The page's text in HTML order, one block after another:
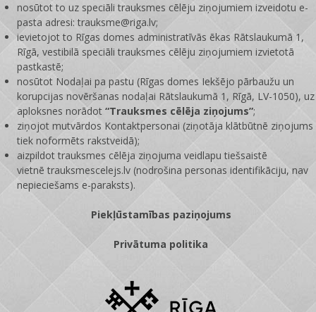
nosūtot to uz speciāli trauksmes cēlēju ziņojumiem izveidotu e-
pasta adresi: trauksme@riga.lv;
ievietojot to Rīgas domes administratīvās ēkas Rātslaukumā 1,
Rīgā, vestibilā speciāli trauksmes cēlēju ziņojumiem izvietotā
pastkastē;
nosūtot Nodaļai pa pastu (Rīgas domes Iekšējo pārbaužu un
korupcijas novēršanas nodaļai Rātslaukumā 1, Rīgā, LV-1050), uz
aploksnes norādot“Trauksmes cēlēja ziņojums”;
ziņojot mutvārdos Kontaktpersonai (ziņotāja klātbūtnē ziņojums
tiek noformēts rakstveidā);
aizpildot trauksmes cēlēja ziņojuma veidlapu tiešsaistē
vietnētrauksmescelejs.lv (nodrošina personas identifikāciju, nav
nepieciešams e-paraksts).
Piekļūstamības paziņojums
Privātuma politika